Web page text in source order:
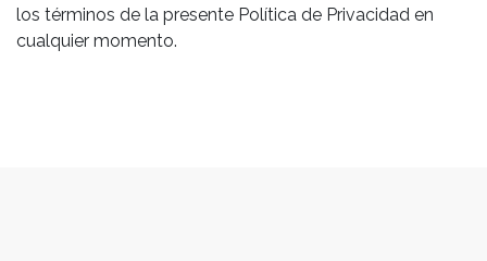
los términos de la presente Política de Privacidad en
cualquier momento.